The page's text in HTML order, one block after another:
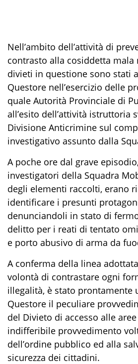
Nell’ambito dell’attività di
contrasto alla cosiddetta mala
divieti in questione sono stati
Questore nell’esercizio delle
quale Autorità Provinciale di
all’esito dell’attività istruttoria
Divisione Anticrimine sul
investigativo assunto dalla
A poche ore dal grave
investigatori della Squadra
degli elementi raccolti, erano
identificare i presunti
denunciandoli in stato di
delitto per i reati di tentato
e porto abusivo di arma da
A conferma della linea
volontà di contrastare ogni
illegalità, è stato prontamente
Questore il peculiare
del Divieto di accesso alle
indifferibile provvedimento
dell’ordine pubblico ed alla
sicurezza dei cittadini.